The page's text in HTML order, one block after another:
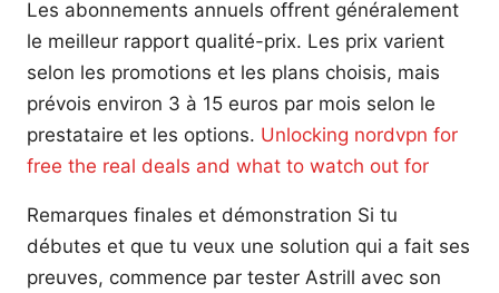
Les abonnements annuels offrent généralement
le meilleur rapport qualité-prix. Les prix varient
selon les promotions et les plans choisis, mais
prévois environ 3 à 15 euros par mois selon le
prestataire et les options. Unlocking nordvpn for
free the real deals and what to watch out for
Remarques finales et démonstration Si tu
débutes et que tu veux une solution qui a fait ses
preuves, commence par tester Astrill avec son